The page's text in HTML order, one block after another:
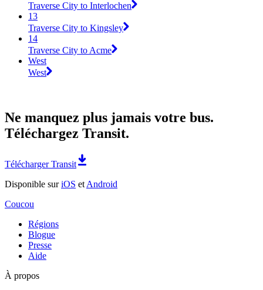
Traverse City to Interlochen
13
Traverse City to Kingsley
14
Traverse City to Acme
West
West
Ne manquez plus jamais votre bus.
Téléchargez Transit.
Télécharger Transit
Disponible suriOS et Android
Coucou
Régions
Blogue
Presse
Aide
À propos